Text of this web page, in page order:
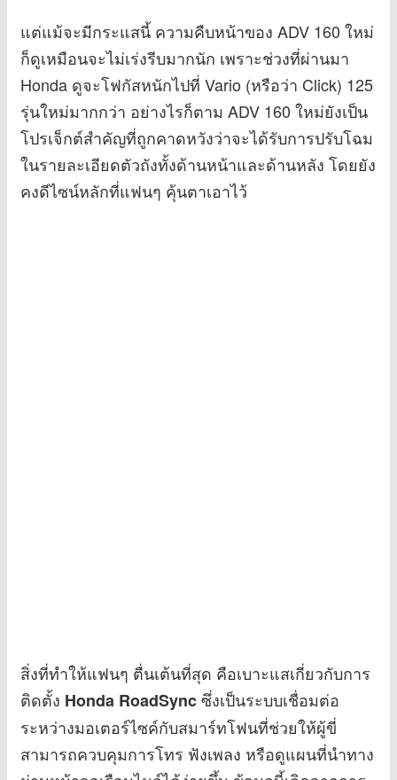
แต่แม้จะมีกระแสนี้ ความคืบหน้าของ ADV 160 ใหม่
ก็ดูเหมือนจะไม่เร่งรีบมากนัก เพราะช่วงที่ผ่านมา
Honda ดูจะโฟกัสหนักไปที่ Vario (หรือว่า Click) 125
รุ่นใหม่มากกว่า อย่างไรก็ตาม ADV 160 ใหม่ยังเป็น
โปรเจ็กต์สำคัญที่ถูกคาดหวังว่าจะได้รับการปรับโฉม
ในรายละเอียดตัวถังทั้งด้านหน้าและด้านหลัง โดยยัง
คงดีไซน์หลักที่แฟนๆ คุ้นตาเอาไว้
สิ่งที่ทำให้แฟนๆ ตื่นเต้นที่สุด คือเบาะแสเกี่ยวกับการ
ติดตั้ง Honda RoadSyncซึ่งเป็นระบบเชื่อมต่อ
ระหว่างมอเตอร์ไซค์กับสมาร์ทโฟนที่ช่วยให้ผู้ขี่
สามารถควบคุมการโทร ฟังเพลง หรือดูแผนที่นำทาง